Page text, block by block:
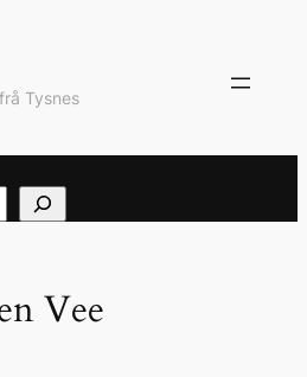
Tysnes
Vee